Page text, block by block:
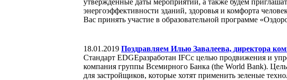
энергоэффективности зданий, здоровья и комфорта
Вас принять участие в образовательной программе
18.01.2019 Поздравляем Илью Завалеева, директора
Стандарт EDGEразработан IFCс целью продвижения и
компания группы Всемирного Банка (the World Bank).
для застройщиков, которые хотят применить зеленые